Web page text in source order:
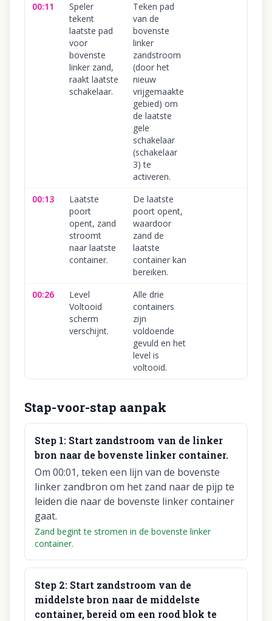
00:11
Speler
tekent
laatste pad
voor
bovenste
linker zand,
raakt laatste
schakelaar.
Teken pad
van de
bovenste
linker
zandstroom
(door het
nieuw
vrijgemaakte
gebied) om
de laatste
gele
schakelaar
(schakelaar
3) te
activeren.
00:13
Laatste
poort
opent, zand
stroomt
naar laatste
container.
De laatste
poort opent,
waardoor
zand de
laatste
container kan
bereiken.
00:26
Level
Voltooid
scherm
verschijnt.
Alle drie
containers
zijn
voldoende
gevuld en het
level is
voltooid.
Stap-voor-stap aanpak
Step 1: Start zandstroom van de linker
bron naar de bovenste linker container.
Om 00:01, teken een lijn van de bovenste
linker zandbron om het zand naar de pijp te
leiden die naar de bovenste linker container
gaat.
Zand begint te stromen in de bovenste linker
container.
Step 2: Start zandstroom van de
middelste bron naar de middelste
container, bereid om een rood blok te